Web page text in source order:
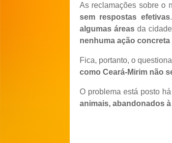
As reclamações sobre o
sem respostas efetivas
algumas áreas da
nenhuma ação concreta
Fica, portanto, o
como Ceará-Mirim não
O problema está posto
animais, abandonados